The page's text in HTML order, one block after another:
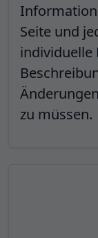
Seite und
individuelle
zu müssen.